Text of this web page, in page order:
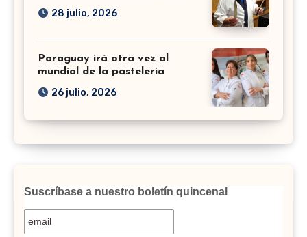
28 julio, 2026
Paraguay irá otra vez al
mundial de la pastelería
26 julio, 2026
Suscríbase a nuestro boletín quincenal